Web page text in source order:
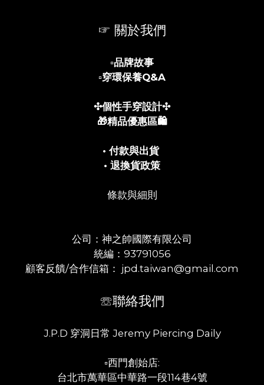
☞ 關於我們
▫️品牌故事
▫️穿環保養Q&A
✣個性手穿設計✣
🎁精品優惠區🛍️
• 付款與出貨
• 退換貨政策
條款與細則
公司：神之帥國際有限公司
統編：93791056
顧客反饋/合作信箱： jpd.taiwan@gmail.com
☏聯絡我們
J.P.D 穿洞日常 Jeremy Piercing Daily
▫️西門創始店:
台北市萬華區中華路一段114巷4號